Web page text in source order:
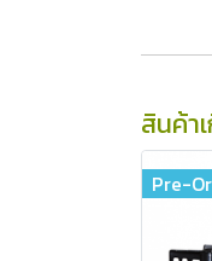
สินค้า
Pre-